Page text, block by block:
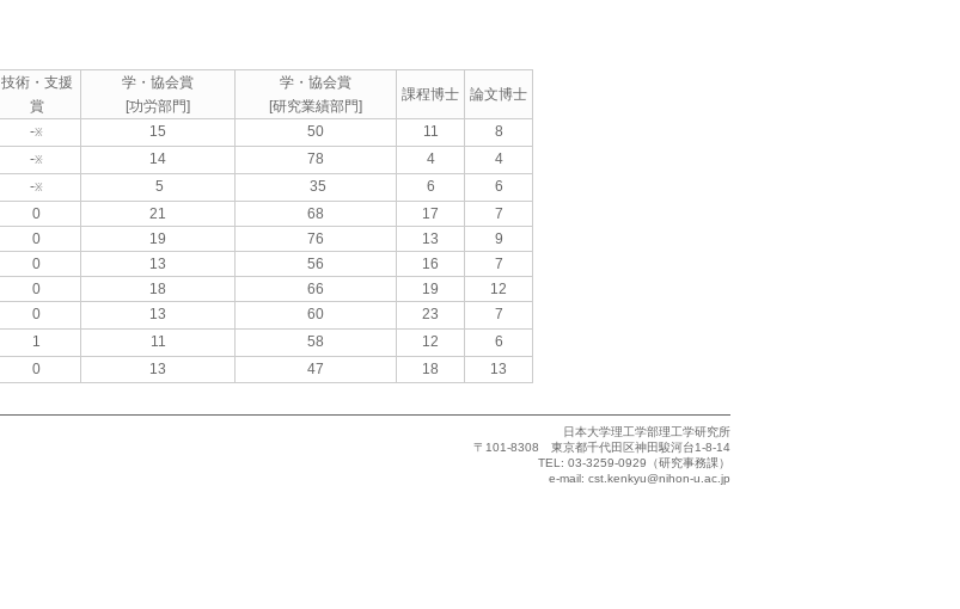
技術・支援
賞
学・協会賞
[功労部門]
学・協会賞
[研究業績部門]
課程博士 論文博士
-※ 15 50 11
8
-※ 14 78 4
4
-※ 5 35 6
6
0 21 68 17
7
0 19 76 13
9
0 13 56 16
7
0 18 66 19
12
0 13 60 23
7
1 11 58 12
6
0 13 47 18
13
日本大学理工学部理工学研究所
〒101-8308 東京都千代田区神田駿河台1-8-14
TEL: 03-3259-0929（研究事務課）
e-mail: cst.kenkyu@nihon-u.ac.jp